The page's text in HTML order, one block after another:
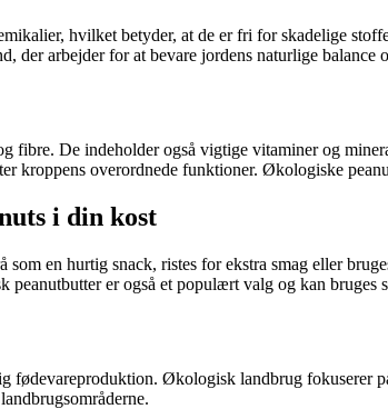
hvilket betyder, at de er fri for skadelige
arbejder for at bevare jordens naturlige balance
fibre. De indeholder også vigtige vitaminer og
kroppens overordnede funktioner. Økologiske
i din kost
en hurtig snack, ristes for ekstra smag eller
er også et populært valg og kan bruges
Økologisk landbrug fokuserer